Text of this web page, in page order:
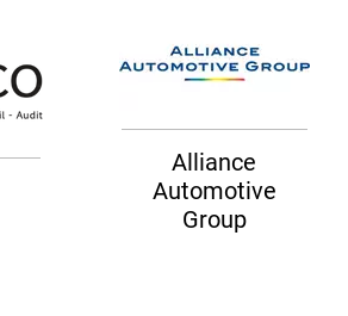
Alliance
Automotive
Group